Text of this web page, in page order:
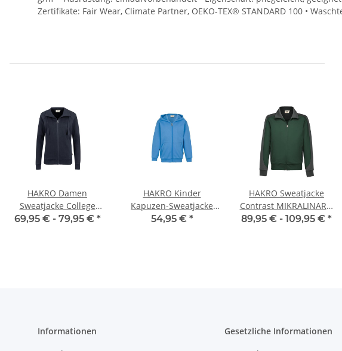
Zertifikate: Fair Wear, Climate Partner, OEKO-TEX® STANDARD 100 •
HAKRO Damen
Sweatjacke College
Damen
69,95 € - 79,95 € *
HAKRO Kinder
Kapuzen-Sweatjacke
Premium Kinder
54,95 € *
HAKRO Sweatjacke
Contrast MIKRALINAR®
Unisex
89,95 € - 109,95 € *
Informationen Gesetzliche Informationen